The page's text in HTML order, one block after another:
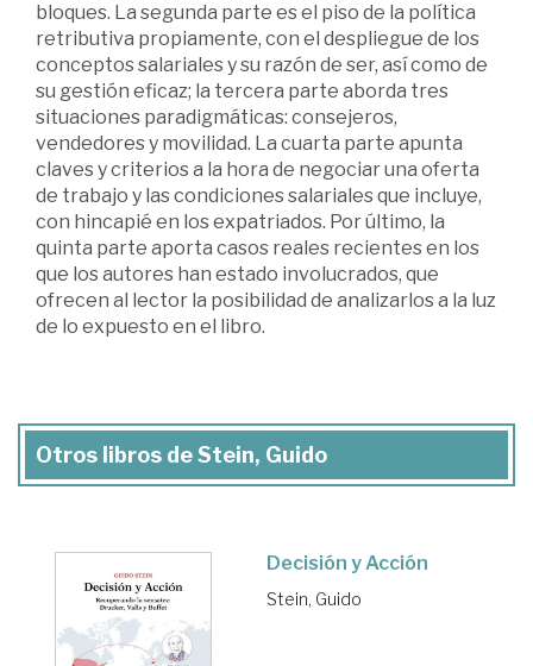
bloques. La segunda parte es el piso de la política
retributiva propiamente, con el despliegue de los
conceptos salariales y su razón de ser, así como de
su gestión eficaz; la tercera parte aborda tres
situaciones paradigmáticas: consejeros,
vendedores y movilidad. La cuarta parte apunta
claves y criterios a la hora de negociar una oferta
de trabajo y las condiciones salariales que incluye,
con hincapié en los expatriados. Por último, la
quinta parte aporta casos reales recientes en los
que los autores han estado involucrados, que
ofrecen al lector la posibilidad de analizarlos a la luz
de lo expuesto en el libro.
Otros libros de Stein, Guido
Decisión y Acción
Stein, Guido